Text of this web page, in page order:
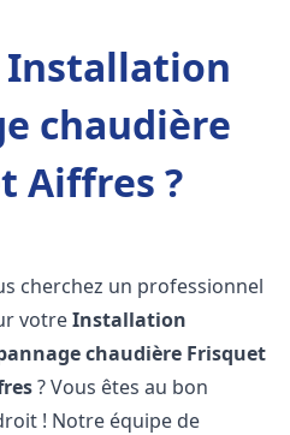
Installation
chaudière
Aiffres ?
cherchez un professionnel
votreInstallation
chaudière Frisquet
? Vous êtes au bon
! Notre équipe de